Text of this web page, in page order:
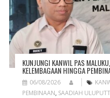
KUNJUNGI KANWIL PAS
KELEMBAGAAN HINGGA
06/08/2026
PEMBINAAN, SAADIAH